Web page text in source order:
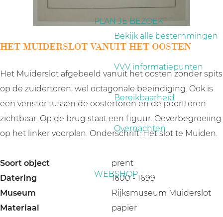
PLAN JE BEZOEK
Bekijk alle bestemmingen
VVV informatiepunten
Bereikbaarheid
Overnachten
WEBSHOP
HET MUIDERSLOT VANUIT HET OOSTEN
Het Muiderslot afgebeeld vanuit het oosten zonder spits
op de zuidertoren, wel octagonale beeindiging. Ook is
een venster tussen de oostertoren en de poorttoren
zichtbaar. Op de brug staat een figuur. Oeverbegroeiing
op het linker voorplan. Onderschrift: Het slot te Muiden.
Soort object
prent
Datering
1600 - 1699
Museum
Rijksmuseum Muiderslot
Materiaal
papier